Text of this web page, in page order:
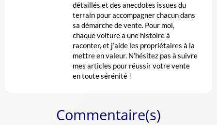
détaillés et des anecdotes issues du
terrain pour accompagner chacun dans
sa démarche de vente. Pour moi,
chaque voiture a une histoire à
raconter, et j’aide les propriétaires à la
mettre en valeur. N’hésitez pas à suivre
mes articles pour réussir votre vente
en toute sérénité !
Commentaire(s)